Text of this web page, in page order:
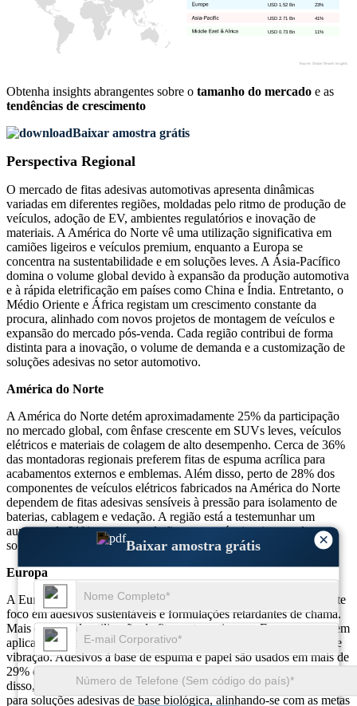
×
Baixar amostra grátis
11%
USD 0.73 Bn
41%
USD 2.71 Bn
23%
USD 1.52 Bn
Obtenha insights abrangentes sobre o tamanho do mercado e as
tendências de crescimento
Baixar amostra grátis
Perspectiva Regional
O mercado de fitas adesivas automotivas apresenta dinâmicas
variadas em diferentes regiões, moldadas pelo ritmo de produção de
veículos, adoção de EV, ambientes regulatórios e inovação de
materiais. A América do Norte vê uma utilização significativa em
camiões ligeiros e veículos premium, enquanto a Europa se
concentra na sustentabilidade e em soluções leves. A Ásia-Pacífico
domina o volume global devido à expansão da produção automotiva
e à rápida eletrificação em países como China e Índia. Entretanto, o
Médio Oriente e África registam um crescimento constante da
procura, alinhado com novos projetos de montagem de veículos e
expansão do mercado pós-venda. Cada região contribui de forma
distinta para a inovação, o volume de demanda e a customização de
soluções adesivas no setor automotivo.
América do Norte
A América do Norte detém aproximadamente 25% da participação
no mercado global, com ênfase crescente em SUVs leves, veículos
elétricos e materiais de colagem de alto desempenho. Cerca de 36%
das montadoras regionais preferem fitas de espuma acrílica para
acabamentos externos e emblemas. Além disso, perto de 28% dos
componentes de veículos elétricos fabricados na América do Norte
dependem de fitas adesivas sensíveis à pressão para isolamento de
baterias, cablagem e vedação. A região está a testemunhar um
aumento de 31% na procura de fitas sustentáveis ​​e isentas de
solventes devido ao reforço das regulamentações ambientais.
Europa
A Europa contribui com quase 23% do mercado total, com um forte
foco em adesivos sustentáveis ​​e formulações retardantes de chama.
Mais de 32% da utilização de fitas automotivas na Europa ocorre em
aplicações internas, especificamente para amortecimento de ruído e
vibração. Adesivos à base de espuma e papel são usados ​​em mais de
29% dos veículos para separação e mascaramento de painéis. Além
disso, cerca de 27% dos OEM da região estão a fazer a transição
para soluções adesivas de base biológica, alinhando-se com as metas